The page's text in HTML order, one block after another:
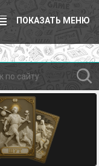
ПОКАЗАТЬ МЕНЮ